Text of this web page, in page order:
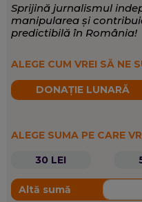
Sprijină jurnalismul
manipularea și
predictibilă în România!
ALEGE CUM VREI SĂ NE
DONAȚIE LUNARĂ
ALEGE SUMA PE CARE
30 LEI
Altă sumă